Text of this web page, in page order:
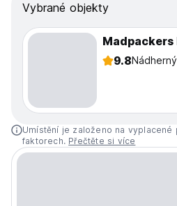
Vybrané objekty
Madpackers
9.8Nádherný
Umístění je založeno na vyplacené
faktorech. Přečtěte si více